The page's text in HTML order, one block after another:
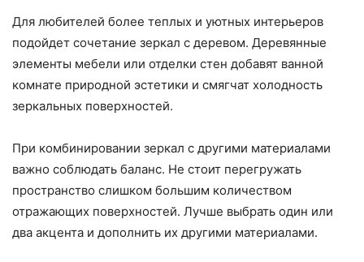
Для любителей более теплых и уютных интерьеров
подойдет сочетание зеркал с деревом. Деревянные
элементы мебели или отделки стен добавят ванной
комнате природной эстетики и смягчат холодность
зеркальных поверхностей.
При комбинировании зеркал с другими материалами
важно соблюдать баланс. Не стоит перегружать
пространство слишком большим количеством
отражающих поверхностей. Лучше выбрать один или
два акцента и дополнить их другими материалами.